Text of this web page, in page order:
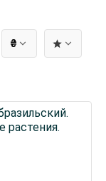
₴
растения.